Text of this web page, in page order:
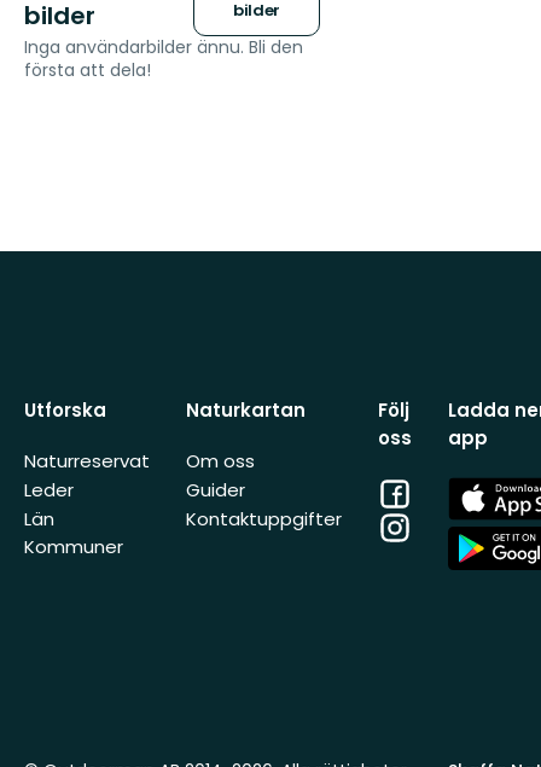
bilder
bilder
Inga användarbilder ännu. Bli den
första att dela!
Utforska
Naturreservat
Leder
Län
Kommuner
Naturkartan
Om oss
Guider
Kontaktuppgifter
Följ
oss
Facebook
Instagram
Ladda
app
App
Store
App
Store